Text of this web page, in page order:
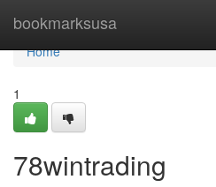
bookmarksusa
Home
Home
1
78wintrading